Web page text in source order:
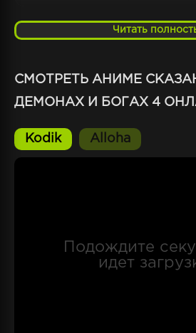
могущественным
Однако, герой получил
вернулся в прошлое на
ему необходимо все
победить в роковой
защитить мир от демонов и
в битве, которая
Читать
СМОТРЕТЬ АНИМЕ
ДЕМОНАХ И БОГАХ 4
Kodik Alloha